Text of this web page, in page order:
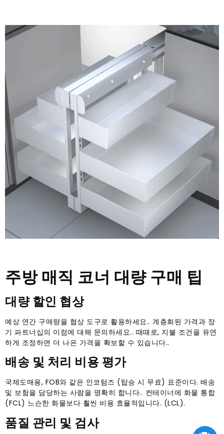
주방 매직 코너 대량 구매 팁
대량 할인 협상
예상 연간 구매량을 협상 도구로 활용하세요.. 계층화된 가격과 장
기 파트너십의 이점에 대해 문의하세요.. 때때로, 지불 조건을 유연
하게 조정하면 더 나은 가격을 확보할 수 있습니다..
배송 및 처리 비용 평가
국제도매용, FOB와 같은 인코텀즈 (탑승 시 무료) 표준이다. 배송
및 보험을 담당하는 사람을 명확히 합니다.. 컨테이너에 화물 통합
(FCL) 느슨한 화물보다 훨씬 비용 효율적입니다. (LCL).
품질 관리 및 검사